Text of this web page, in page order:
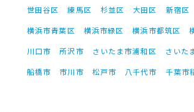
世田谷区 練馬区 杉並区 大田区 新宿区
横浜市青葉区 横浜市緑区 横浜市都筑区
川口市 所沢市 さいたま市浦和区 さいた
船橋市 市川市 松戸市 八千代市 千葉市